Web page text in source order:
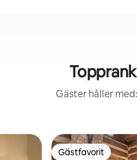
Gäster håller
Gästfavorit
Gästfavorit